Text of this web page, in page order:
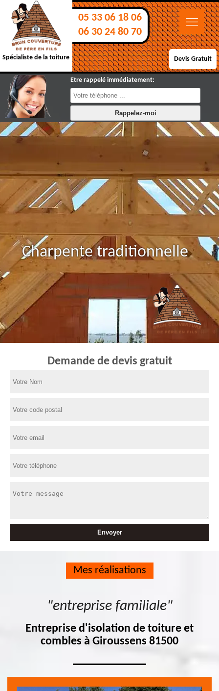
Spécialiste de la toiture
05 33 06 18 06
06 30 24 80 70
Devis Gratuit
Etre rappelé immédiatement:
Charpente traditionnelle
Demande de devis gratuit
Mes réalisations
"entreprise familiale"
Entreprise d'isolation de toiture et
combles à Giroussens 81500